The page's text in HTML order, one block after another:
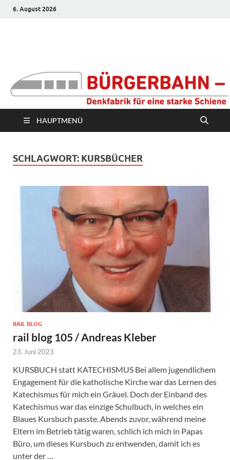
6. August 2026
Denkfabrik für eine
starke Schiene
HAUPTMENÜ
SCHLAGWORT: KURSBÜCHER
RAIL BLOG
rail blog 105 / Andreas Kleber
23. Juni 2023
KURSBUCH statt KATECHISMUS Bei allem jugendlichem
Engagement für die katholische Kirche war das Lernen des
Katechismus für mich ein Gräuel. Doch der Einband des
Katechismus war das einzige Schulbuch, in welches ein
Blaues Kursbuch passte. Abends zuvor, während meine
Eltern im Betrieb tätig waren, schlich ich mich in Papas
Büro, um dieses Kursbuch zu entwenden, damit ich es
unter der …